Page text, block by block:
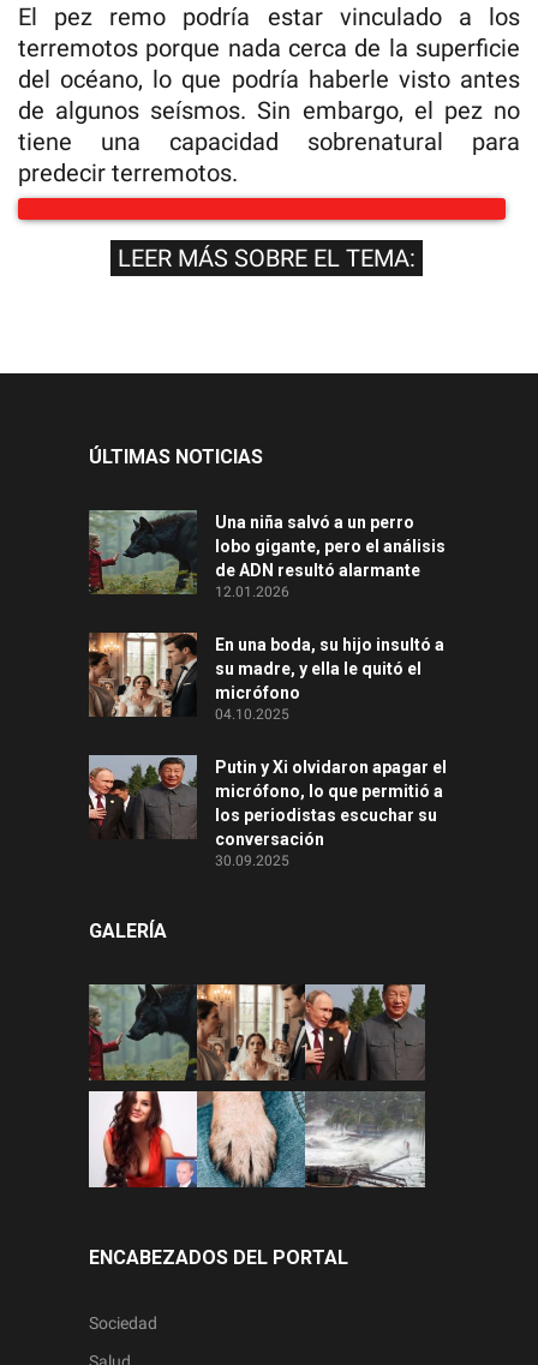
El pez remo podría estar vinculado a los
terremotos porque nada cerca de la superficie
del océano, lo que podría haberle visto antes
de algunos seísmos. Sin embargo, el pez no
tiene una capacidad sobrenatural para
predecir terremotos.
LEER MÁS SOBRE EL TEMA:
ÚLTIMAS NOTICIAS
Una niña salvó a un perro
lobo gigante, pero el análisis
de ADN resultó alarmante
12.01.2026
En una boda, su hijo insultó a
su madre, y ella le quitó el
micrófono
04.10.2025
Putin y Xi olvidaron apagar el
micrófono, lo que permitió a
los periodistas escuchar su
conversación
30.09.2025
GALERÍA
ENCABEZADOS DEL PORTAL
Sociedad
Salud